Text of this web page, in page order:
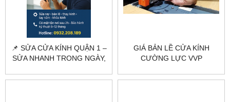
📌 SỬA CỬA KÍNH QUẬN 1 –
SỬA NHANH TRONG NGÀY,
GIÁ BẢN LỀ CỬA KÍNH
CƯỜNG LỰC VVP